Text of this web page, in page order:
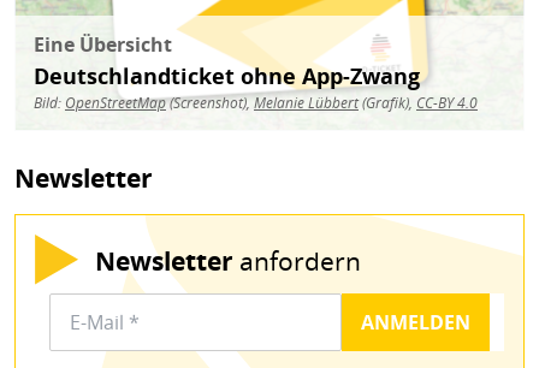
Eine Übersicht
Deutschlandticket ohne App-Zwang
Bild: OpenStreetMap(Screenshot),Melanie Lübbert(Grafik), CC-BY 4.0
Newsletter
Newsletter anfordern